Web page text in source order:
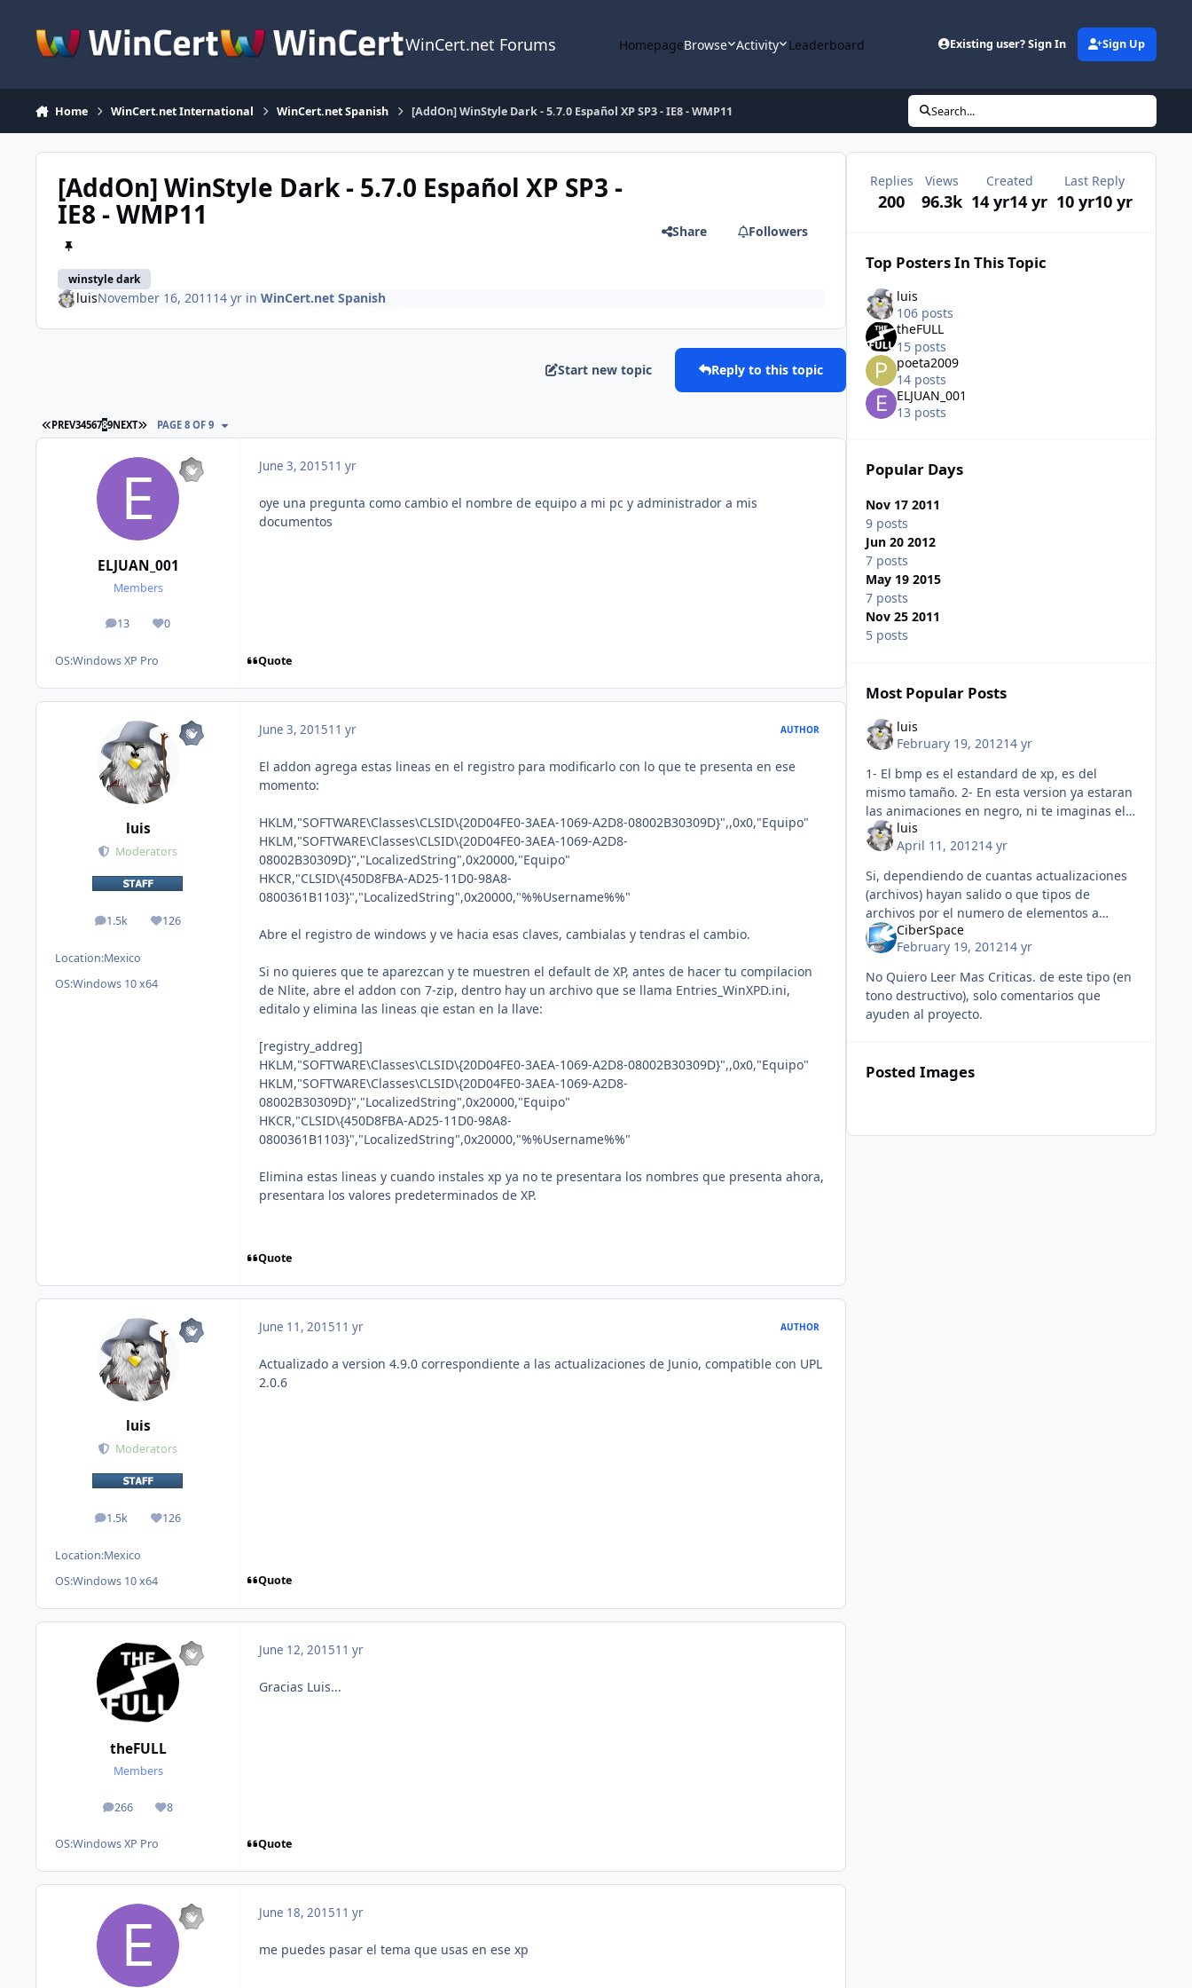
WinCert.net Forums HomepageBrowse Activity Leaderboard Existing user? Sign In Sign Up
Home WinCert.net International WinCert.net Spanish [AddOn] WinStyle Dark - 5.7.0 Español XP SP3 - IE8 - WMP11 Search...
[AddOn] WinStyle Dark - 5.7.0 Español XP SP3 -
IE8 - WMP11
winstyle dark
Share Followers
luisNovember 16, 2011 14 yrin WinCert.net Spanish
Start new topic Reply to this topic
FIRST PAGE
PREV3456789NEXT LAST PAGE
PAGE 8 OF 9
ELJUAN_001
Members
13
posts 0
Reputation
OS:Windows XP Pro
June 3, 201511 yr
oye una pregunta como cambio el nombre de equipo a mi pc y administrador a mis
documentos
Quote
luis
Moderators
1.5k
posts 126
Reputation
Location:Mexico
OS:Windows 10 x64
June 3, 201511 yr AUTHOR
El addon agrega estas lineas en el registro para modificarlo con lo que te presenta en ese
momento:
HKLM,"SOFTWARE\Classes\CLSID\{20D04FE0-3AEA-1069-A2D8-08002B30309D}",,0x0,"Equipo"
HKLM,"SOFTWARE\Classes\CLSID\{20D04FE0-3AEA-1069-A2D8-
08002B30309D}","LocalizedString",0x20000,"Equipo"
HKCR,"CLSID\{450D8FBA-AD25-11D0-98A8-
0800361B1103}","LocalizedString",0x20000,"%%Username%%"
Abre el registro de windows y ve hacia esas claves, cambialas y tendras el cambio.
Si no quieres que te aparezcan y te muestren el default de XP, antes de hacer tu compilacion
de Nlite, abre el addon con 7-zip, dentro hay un archivo que se llama Entries_WinXPD.ini,
editalo y elimina las lineas qie estan en la llave:
[registry_addreg]
HKLM,"SOFTWARE\Classes\CLSID\{20D04FE0-3AEA-1069-A2D8-08002B30309D}",,0x0,"Equipo"
HKLM,"SOFTWARE\Classes\CLSID\{20D04FE0-3AEA-1069-A2D8-
08002B30309D}","LocalizedString",0x20000,"Equipo"
HKCR,"CLSID\{450D8FBA-AD25-11D0-98A8-
0800361B1103}","LocalizedString",0x20000,"%%Username%%"
Elimina estas lineas y cuando instales xp ya no te presentara los nombres que presenta ahora,
presentara los valores predeterminados de XP.
Quote
luis
Moderators
1.5k
posts 126
Reputation
Location:Mexico
OS:Windows 10 x64
June 11, 201511 yr AUTHOR
Actualizado a version 4.9.0 correspondiente a las actualizaciones de Junio, compatible con UPL
2.0.6
Quote
theFULL
Members
266
posts 8
Reputation
OS:Windows XP Pro
June 12, 201511 yr
Gracias Luis...
Quote
June 18, 201511 yr
me puedes pasar el tema que usas en ese xp
Replies
200
Views
96.3k
Created
14 yr14 yr
Last Reply
10 yr10 yr
Top Posters In This Topic
luis
106 posts
theFULL
15 posts
poeta2009
14 posts
ELJUAN_001
13 posts
Popular Days
Nov 17 2011
9 posts
Jun 20 2012
7 posts
May 19 2015
7 posts
Nov 25 2011
5 posts
Most Popular Posts
luis
February 19, 201214 yr
1- El bmp es el estandard de xp, es del
mismo tamaño. 2- En esta version ya estaran
las animaciones en negro, ni te imaginas el
tiempo que se tiene que invertir en esto, de
por si con un style la actu
luis
April 11, 201214 yr
Si, dependiendo de cuantas actualizaciones
(archivos) hayan salido o que tipos de
archivos por el numero de elementos a
modificarCiberSpace
February 19, 201214 yr
No Quiero Leer Mas Criticas. de este tipo (en
tono destructivo), solo comentarios que
ayuden al proyecto.
Posted Images